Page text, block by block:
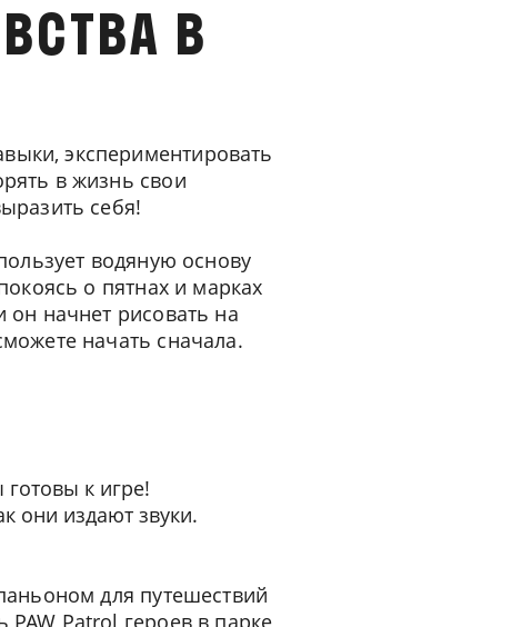
В
экспериментировать
в жизнь свои
себя!
водяную основу
о пятнах и марках
начнет рисовать на
начать сначала.
к игре!
они издают звуки.
для путешествий
Patrol героев в парке,